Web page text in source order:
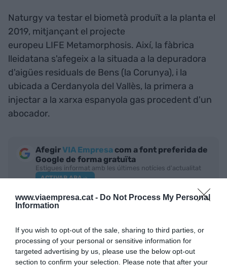
www.viaempresa.cat - Do Not Process My Personal
Information
If you wish to opt-out of the sale, sharing to third parties, or
processing of your personal or sensitive information for
targeted advertising by us, please use the below opt-out
section to confirm your selection. Please note that after your
Naturgy va testar el biometà produït a la planta el
2019, mitjançant el projecte
europeu LIFE Metamorphosis. Així, la fàbrica
lleidatana s'afegeix a la situada a la depuradora
d'aigües residuals de Bens (la Corunya), i la
ubicada a Cerdanyola del Vallès, la primera a
injectar a la xarxa espanyola gas procedent d'un
abocador.
AfegirVIA Empresa com a font preferida de
Google de forma gratuïta
Estigues informat amb les últimes notícies d'actualitat
ACTIVAR ARA